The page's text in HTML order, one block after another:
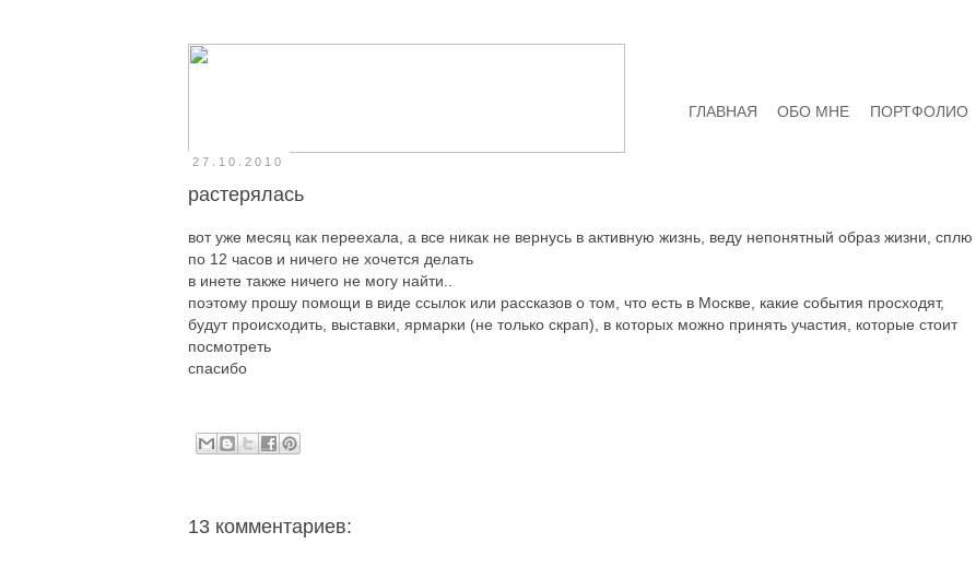
ПОРТФОЛИО
ОБО МНЕ
ГЛАВНАЯ
27.10.2010
растерялась
вот уже месяц как переехала, а все никак не вернусь в активную жизнь, веду непонятный образ жизни, сплю
по 12 часов и ничего не хочется делать
в инете также ничего не могу найти..
поэтому прошу помощи в виде ссылок или рассказов о том, что есть в Москве, какие события просходят,
будут происходить, выставки, ярмарки (не только скрап), в которых можно принять участия, которые стоит
посмотреть
спасибо
13 комментариев: